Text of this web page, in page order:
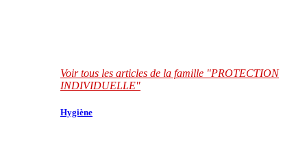
Voir tous les articles de la famille "PROTECTION
INDIVIDUELLE"
Hygiène